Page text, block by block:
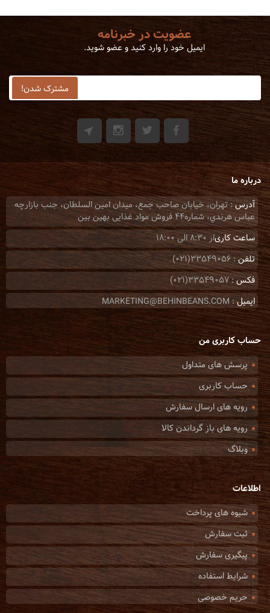
عضویت در خبرنامه
ایمیل خود را وارد کنید و عضو شوید.
درباره ما
آدرس: تهران، خيابان صاحب جمع، ميدان امين السلطان، جنب بازارچه
عباس هرندي، شماره44 فروش مواد غذایی بهین بین
ساعت کاریاز 8:30 الی 18:00
تلفن : 33549056(021)
فکس: 33549057(021)
ایمیل: MARKETING@BEHINBEANS.COM
حساب کاربری من
پرسش های متداول
حساب کاربری
رویه های ارسال سفارش
رویه های باز گرداندن کالا
وبلاگ
اطلاعات
شیوه های پرداخت
ثبت سفارش
پیگیری سفارش
شرایط استفاده
حریم خصوصی